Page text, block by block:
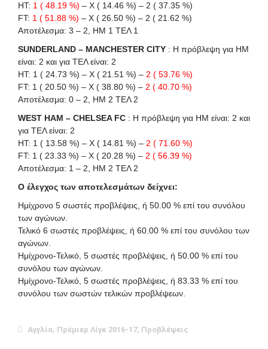
HT: 1 ( 48.19 %) – X ( 14.46 %) – 2 ( 37.35 %)
FT: 1 ( 51.88 %) – X ( 26.50 %) – 2 ( 21.62 %)
Αποτέλεσμα: 3 – 2, ΗΜ 1 ΤΕΛ 1
SUNDERLAND – MANCHESTER CITY : Η πρόβλεψη για HΜ
είναι: 2 και για ΤΕΛ είναι: 2
HT: 1 ( 24.73 %) – X ( 21.51 %) – 2 ( 53.76 %)
FT: 1 ( 20.50 %) – X ( 38.80 %) – 2 ( 40.70 %)
Αποτέλεσμα: 0 – 2, ΗΜ 2 ΤΕΛ 2
WEST HAM – CHELSEA FC : Η πρόβλεψη για HΜ είναι: 2 και
για ΤΕΛ είναι: 2
HT: 1 ( 13.58 %) – X ( 14.81 %) – 2 ( 71.60 %)
FT: 1 ( 23.33 %) – X ( 20.28 %) – 2 ( 56.39 %)
Αποτέλεσμα: 1 – 2, ΗΜ 2 ΤΕΛ 2
Ο έλεγχος των αποτελεσμάτων δείχνει:
Ημίχρονο 5 σωστές προβλέψεις, ή 50.00 % επί του συνόλου
των αγώνων.
Τελικό 6 σωστές προβλέψεις, ή 60.00 % επί του συνόλου των
αγώνων.
Ημίχρονο-Τελικό, 5 σωστές προβλέψεις, ή 50.00 % επί του
συνόλου των αγώνων.
Ημίχρονο-Τελικό, 5 σωστές προβλέψεις, ή 83.33 % επί του
συνόλου των σωστών τελικών προβλέψεων.
Αγγλία, Πρέμιερ Λίγκ 2016-17, Προβλέψεις